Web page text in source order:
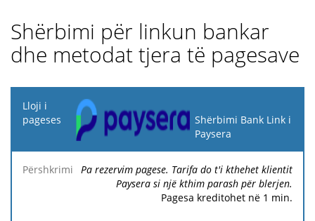
Shërbimi për linkun bankar
dhe metodat tjera të pagesave
Lloji i
pageses
Tarifa
minimale
Tarifa
minimale
Shërbimi Bank Link i
Paysera
Pa rezervim pagese. Tarifa do t'i kthehet klientit
Paysera si një kthim parash për blerjen.
Pagesa kreditohet në 1 min.